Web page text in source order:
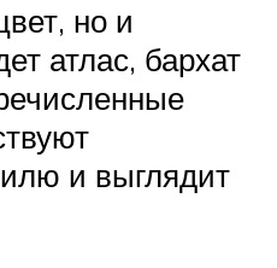
но и
атлас, бархат
и выглядит